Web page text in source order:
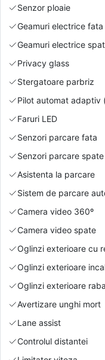
Senzor ploaie
Geamuri electrice fata
Geamuri electrice
Privacy glass
Stergatoare parbriz
Pilot automat adaptiv
Faruri LED
Senzori parcare fata
Senzori parcare spate
Asistenta la parcare
Sistem de parcare
Camera video 360º
Camera video spate
Oglinzi exterioare cu
Oglinzi exterioare
Oglinzi exterioare
Avertizare unghi mort
Lane assist
Controlul distantei